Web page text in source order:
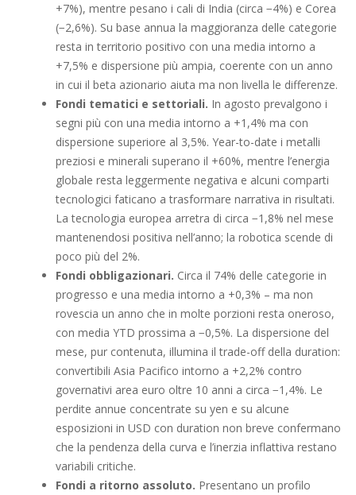
+7%), mentre pesano i cali di India (circa −4%) e Corea
(−2,6%). Su base annua la maggioranza delle categorie
resta in territorio positivo con una media intorno a
+7,5% e dispersione più ampia, coerente con un anno
in cui il beta azionario aiuta ma non livella le differenze.
Fondi tematici e settoriali. In agosto prevalgono i
segni più con una media intorno a +1,4% ma con
dispersione superiore al 3,5%. Year-to-date i metalli
preziosi e minerali superano il +60%, mentre l’energia
globale resta leggermente negativa e alcuni comparti
tecnologici faticano a trasformare narrativa in risultati.
La tecnologia europea arretra di circa −1,8% nel mese
mantenendosi positiva nell’anno; la robotica scende di
poco più del 2%.
Fondi obbligazionari. Circa il 74% delle categorie in
progresso e una media intorno a +0,3% – ma non
rovescia un anno che in molte porzioni resta oneroso,
con media YTD prossima a −0,5%. La dispersione del
mese, pur contenuta, illumina il trade-off della duration:
convertibili Asia Pacifico intorno a +2,2% contro
governativi area euro oltre 10 anni a circa −1,4%. Le
perdite annue concentrate su yen e su alcune
esposizioni in USD con duration non breve confermano
che la pendenza della curva e l’inerzia inflattiva restano
variabili critiche.
Fondi a ritorno assoluto. Presentano un profilo